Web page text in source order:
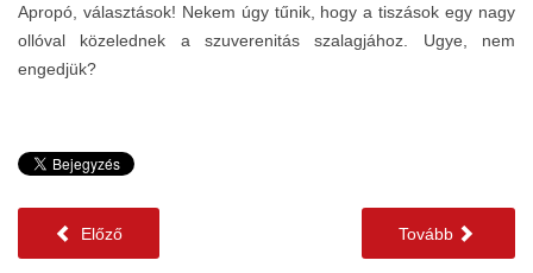
Apropó, választások! Nekem úgy tűnik, hogy a tiszások egy nagy
ollóval közelednek a szuverenitás szalagjához. Ugye, nem
engedjük?
Előző Tovább